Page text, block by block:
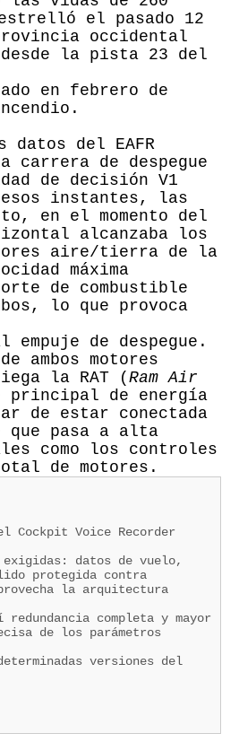
el pasado 12
occidental
la pista 23 del
en febrero de
del EAFR
carrera de despegue
de decisión V1
esos instantes, las
en el momento del
alcanzaba los
aire/tierra de la
máxima
de combustible
lo que provoca
de despegue.
ambos motores
la RAT ( Ram Air
principal de energía
de estar conectada
pasa a alta
como los controles
de motores.
Cockpit Voice Recorder
exigidas: datos de vuelo,
protegida contra
la arquitectura
completa y mayor
de los parámetros
versiones del